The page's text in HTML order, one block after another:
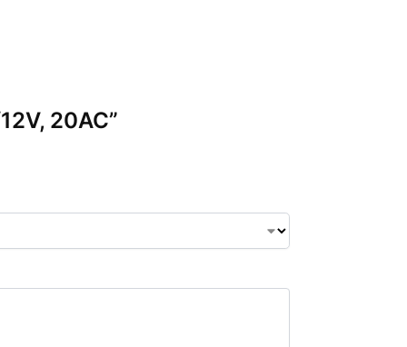
20AC”